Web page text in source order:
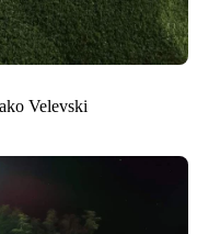
Velevski